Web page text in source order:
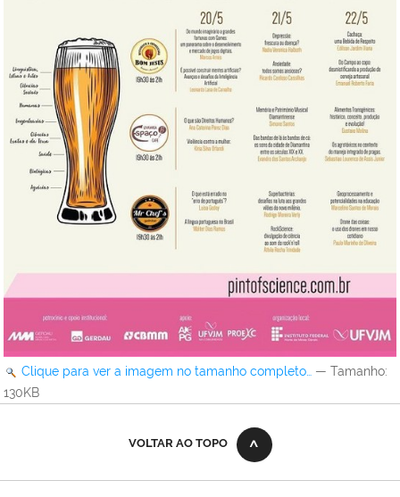
Clique para ver a imagem no tamanho completo… — Tamanho:
130KB
VOLTAR AO TOPO